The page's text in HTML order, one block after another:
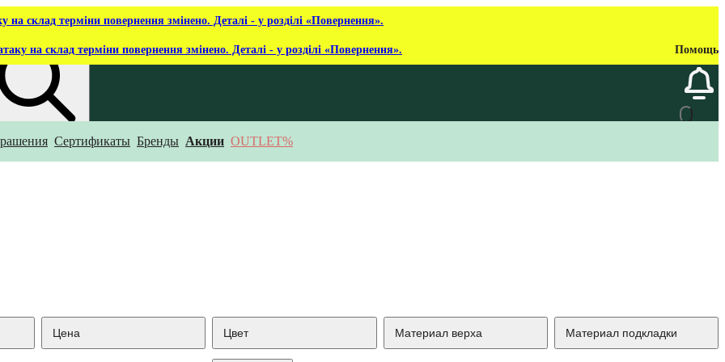
на склад терміни повернення змінено. Деталі - у розділі «Повернення».
на склад терміни повернення змінено. Деталі - у розділі «Повернення». Помощь
ты ищешь?Сертификаты Бренды Акции OUTLET%
Цена Цвет Материал верха Материал подкладки